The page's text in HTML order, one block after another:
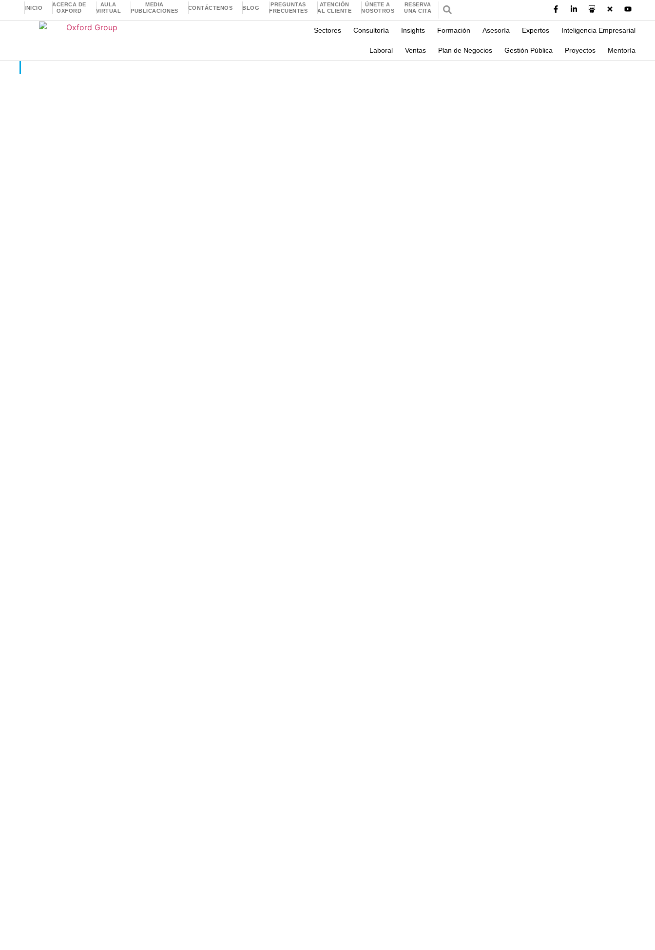
INICIO
ACERCA DE
OXFORD
AULA
VIRTUAL
MEDIA
PUBLICACIONES
CONTÁCTENOS BLOG
PREGUNTAS
FRECUENTES
ATENCIÓN
AL CLIENTE
ÚNETE A
NOSOTROS
RESERVA
UNA CITA
Sectores Consultoría Insights Formación Asesoría Expertos Inteligencia Empresarial
Laboral Ventas Plan de Negocios Gestión Pública Proyectos Mentoría